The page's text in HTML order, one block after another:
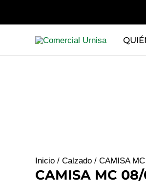
Inicio / Calzado / CAMISA
CAMISA MC